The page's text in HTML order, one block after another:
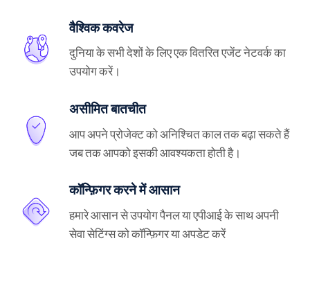
वैश्विक कवरेज
दुनिया के सभी देशों के लिए एक वितरित एजेंट नेटवर्क का
उपयोग करें।
असीमित बातचीत
आप अपने प्रोजेक्ट को अनिश्चित काल तक बढ़ा सकते हैं
जब तक आपको इसकी आवश्यकता होती है।
कॉन्फ़िगर करने में आसान
हमारे आसान से उपयोग पैनल या एपीआई के साथ अपनी
सेवा सेटिंग्स को कॉन्फ़िगर या अपडेट करें